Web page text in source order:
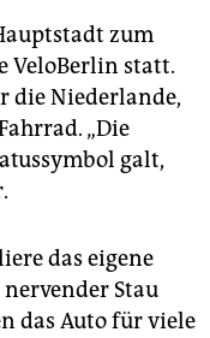
zum
VeloBerlin statt.
die Niederlande,
„Die
galt,
das eigene
nervender Stau
das Auto für viele